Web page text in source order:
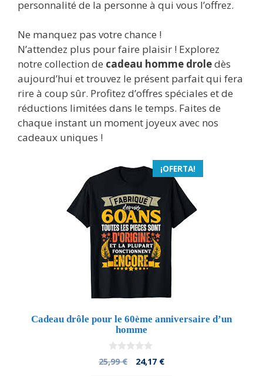
personnalité de la personne à qui vous l’offrez.
Ne manquez pas votre chance !
N’attendez plus pour faire plaisir ! Explorez
notre collection de cadeau homme droledès
aujourd’hui et trouvez le présent parfait qui fera
rire à coup sûr. Profitez d’offres spéciales et de
réductions limitées dans le temps. Faites de
chaque instant un moment joyeux avec nos
cadeaux uniques !
¡OFERTA!
Cadeau drôle pour le 60ème anniversaire d’un
homme
0
d
25,99€
El
24,17 €El